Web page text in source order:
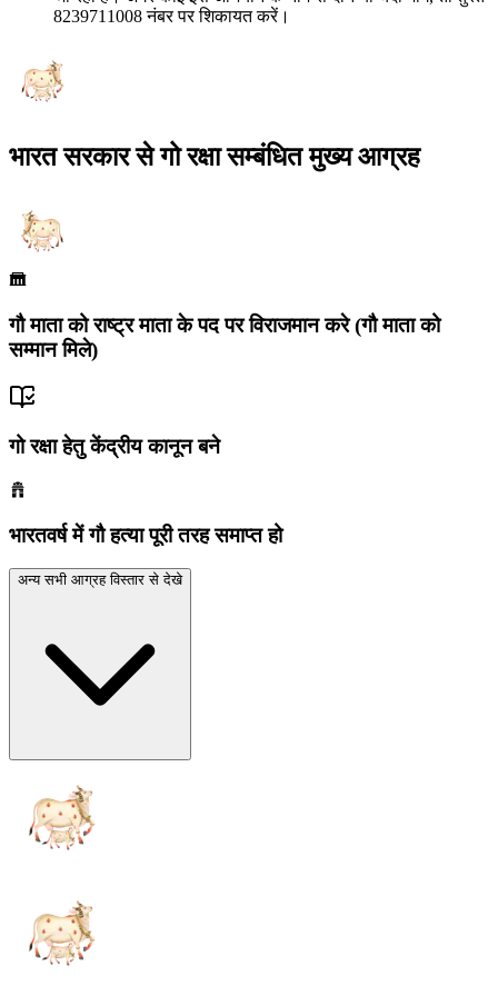
8239711008 नंबर पर शिकायत करें।
भारत सरकार से गो रक्षा सम्बंधित मुख्य आग्रह
गौ माता को राष्ट्र माता के पद पर विराजमान करे (गौ माता को
सम्मान मिले)
गो रक्षा हेतु केंद्रीय कानून बने
भारतवर्ष में गौ हत्या पूरी तरह समाप्त हो
अन्य सभी आग्रह विस्तार से देखे